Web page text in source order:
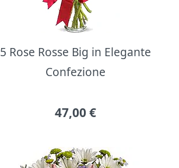
5 Rose Rosse Big in Elegante
Confezione
47,00 €